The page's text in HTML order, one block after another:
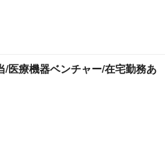
医療機器ベンチャー/在宅勤務あ